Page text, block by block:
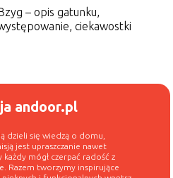
– opis gatunku,
ciekawostki
andoor.pl
dzieli się wiedzą o domu,
jest upraszczanie nawet
mógł czerpać radość z
Razem tworzymy inspirujące